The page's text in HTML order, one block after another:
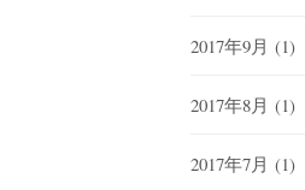
2017年9月 (1)
2017年8月 (1)
2017年7月 (1)